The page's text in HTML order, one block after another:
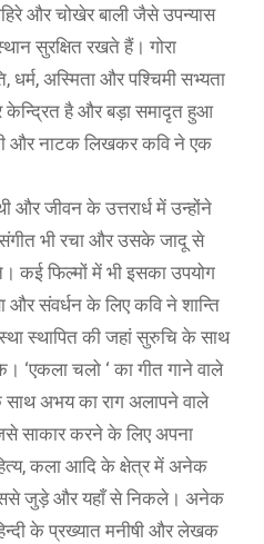
और चोखेर बाली जैसे उपन्यास
सुरक्षित रखते हैं। गोरा
अस्मिता और पश्चिमी सभ्यता
केन्द्रित है और बड़ा समादृत हुआ
और नाटक लिखकर कवि ने एक
और जीवन के उत्तरार्ध में उन्होंने
भी रचा और उसके जादू से
कई फिल्मों में भी इसका उपयोग
और संवर्धन के लिए कवि ने शान्ति
स्थापित की जहां सुरुचि के साथ
‘एकला चलो ‘ का गीत गाने वाले
अभय का राग अलापने वाले
साकार करने के लिए अपना
कला आदि के क्षेत्र में अनेक
इससे जुड़े और यहाँ से निकले। अनेक
के प्रख्यात मनीषी और लेखक